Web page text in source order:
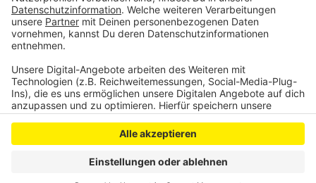
Anzeige